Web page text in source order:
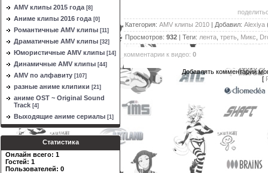
AMV клипы 2015 года [8]
Аниме клипы 2016 года [0]
Романтичные AMV клипы [11]
Драматичные AMV клипы [32]
Юмористичные AMV клипы [14]
Динамичные AMV клипы [44]
AMV по алфавиту [107]
разные аниме клипики [21]
аниме OST ~ Original Sound
Track [4]
Выходящие аниме сериалы [1]
Статистика
Онлайн всего: 1
Гостей: 1
Пользователей: 0
Категория: AMV клипы 2010 | Добавил: Alexiya
Просмотров: 932 | Теги: лента треть Микс
комментарии к видео: 0
Добавлять комментарии
[